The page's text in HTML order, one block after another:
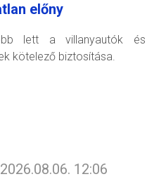
előny
lett a villanyautók
kötelező biztosítása.
2026.08.06. 12:06